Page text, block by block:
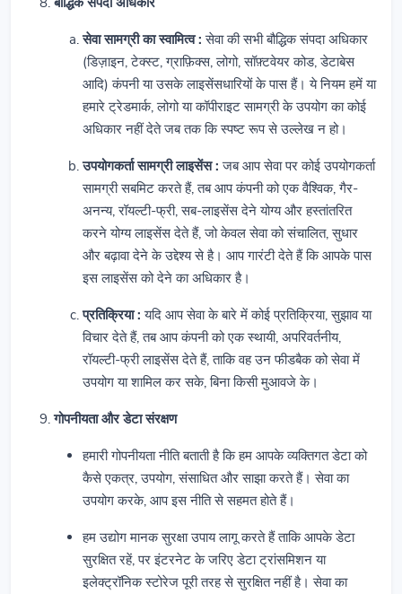
सेवा सामग्री का स्वामित्व : सेवा की सभी बौद्धिक संपदा अधिकार
(डिज़ाइन, टेक्स्ट, ग्राफ़िक्स, लोगो, सॉफ़्टवेयर कोड, डेटाबेस
आदि) कंपनी या उसके लाइसेंसधारियों के पास हैं। ये नियम हमें या
हमारे ट्रेडमार्क, लोगो या कॉपीराइट सामग्री के उपयोग का कोई
अधिकार नहीं देते जब तक कि स्पष्ट रूप से उल्लेख न हो।
उपयोगकर्ता सामग्री लाइसेंस : जब आप सेवा पर कोई उपयोगकर्ता
सामग्री सबमिट करते हैं, तब आप कंपनी को एक वैश्विक, गैर-
अनन्य, रॉयल्टी-फ्री, सब-लाइसेंस देने योग्य और हस्तांतरित
करने योग्य लाइसेंस देते हैं, जो केवल सेवा को संचालित, सुधार
और बढ़ावा देने के उद्देश्य से है। आप गारंटी देते हैं कि आपके पास
इस लाइसेंस को देने का अधिकार है।
प्रतिक्रिया : यदि आप सेवा के बारे में कोई प्रतिक्रिया, सुझाव या
विचार देते हैं, तब आप कंपनी को एक स्थायी, अपरिवर्तनीय,
रॉयल्टी-फ्री लाइसेंस देते हैं, ताकि वह उन फीडबैक को सेवा में
उपयोग या शामिल कर सके, बिना किसी मुआवजे के।
गोपनीयता और डेटा संरक्षण
हमारी गोपनीयता नीति बताती है कि हम आपके व्यक्तिगत डेटा को
कैसे एकत्र, उपयोग, संसाधित और साझा करते हैं। सेवा का
उपयोग करके, आप इस नीति से सहमत होते हैं।
हम उद्योग मानक सुरक्षा उपाय लागू करते हैं ताकि आपके डेटा
सुरक्षित रहें, पर इंटरनेट के जरिए डेटा ट्रांसमिशन या
इलेक्ट्रॉनिक स्टोरेज पूरी तरह से सुरक्षित नहीं है। सेवा का